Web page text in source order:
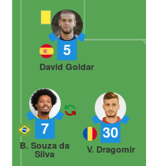
5
David Goldar
30
V. Dragomir
7
B. Souza da
Silva